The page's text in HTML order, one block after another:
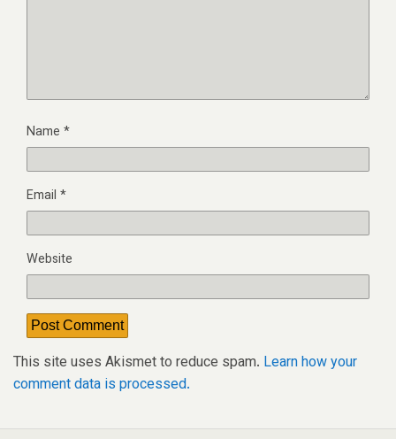
Name *
Email *
Website
This site uses Akismet to reduce spam. Learn how your
comment data is processed.